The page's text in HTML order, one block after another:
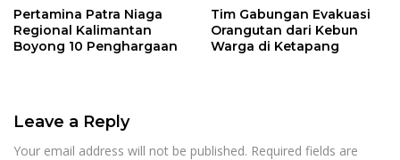
Pertamina Patra Niaga
Regional Kalimantan
Boyong 10 Penghargaan
Tim Gabungan Evakuasi
Orangutan dari Kebun
Warga di Ketapang
Leave a Reply
Your email address will not be published. Required fields are